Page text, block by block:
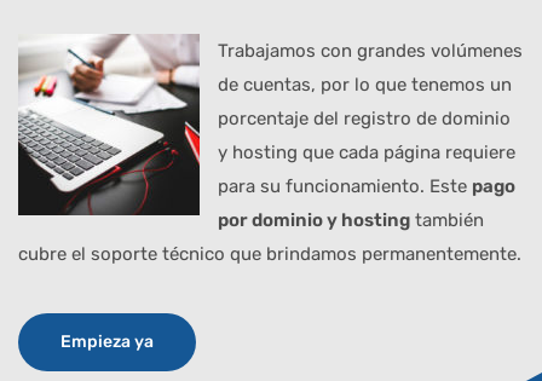
Trabajamos con grandes volúmenes
de cuentas, por lo que tenemos un
porcentaje del registro de dominio
y hosting que cada página requiere
para su funcionamiento. Este pago
por dominio y hosting también
cubre el soporte técnico que brindamos permanentemente.
Empieza ya